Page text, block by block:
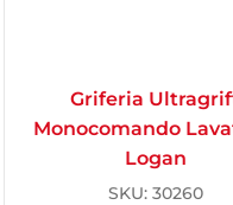
Griferia
Monocomando
Logan
SKU: 30260